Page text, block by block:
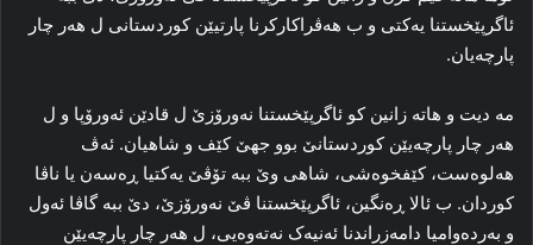
ئاگرپێخستنا یه‌کتی و ب هه‌ڤراکارکرنا پارتیێن کوردستانی ل هه‌ر چار
پارچەیان.
مه‌ دیت و هاته‌ زانین کو ئاگرپێخستنا نه‌ورۆزێ ل قادێن ئه‌ورۆپا و ل
هه‌ر چار پا‌رچەیێن کوردستانێ بوو جهێ کێف و شاهیان. ئه‌ڤ
هه‌لوه‌ست، کێفخوه‌شی، شاهی وێ ببه‌ تۆڤێ یه‌کتیا ڕه‌سه‌ن یا ناڤا
کوردان. ب ئالا ڕه‌نگین، ئاگرپێخستنا ڤێ نه‌ورۆزێ، دێ ببه‌ گاڤا ئه‌ول
و به‌رده‌وامیا دامه‌زراندنا ئه‌نیه‌ک‌ نه‌ته‌وه‌یی، ل هه‌ر چار پا‌رچەیێن